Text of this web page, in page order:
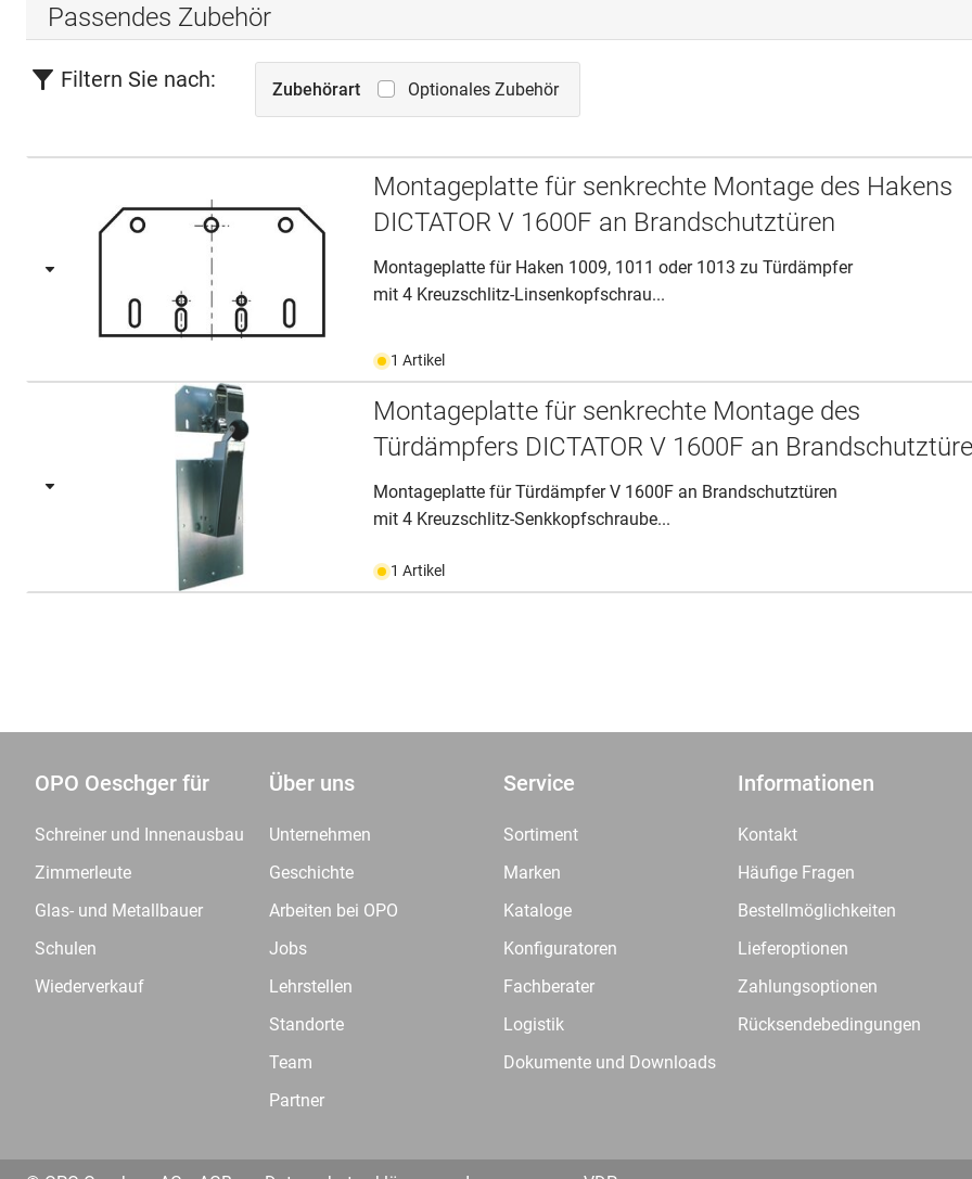
Passendes Zubehör
Filtern Sie nach: Zubehörart Optionales Zubehör
Montageplatte für senkrechte Montage des Hakens
DICTATOR V 1600F an Brandschutztüren
Montageplatte für Haken 1009, 1011 oder 1013 zu Türdämpfer
mit 4 Kreuzschlitz-Linsenkopfschrau...
1 Artikel
Montageplatte für senkrechte Montage des
Türdämpfers DICTATOR V 1600F an
Montageplatte für Türdämpfer V 1600F an Brandschutztüren
mit 4 Kreuzschlitz-Senkkopfschraube...
1 Artikel
OPO Oeschger für
Schreiner und Innenausbau
Zimmerleute
Glas- und Metallbauer
Schulen
Wiederverkauf
Über uns
Unternehmen
Geschichte
Arbeiten bei OPO
Jobs
Lehrstellen
Standorte
Team
Partner
Service
Sortiment
Marken
Kataloge
Konfiguratoren
Fachberater
Logistik
Dokumente und Downloads
Informationen
Kontakt
Häufige Fragen
Bestellmöglichkeiten
Lieferoptionen
Zahlungsoptionen
Rücksendebedingungen